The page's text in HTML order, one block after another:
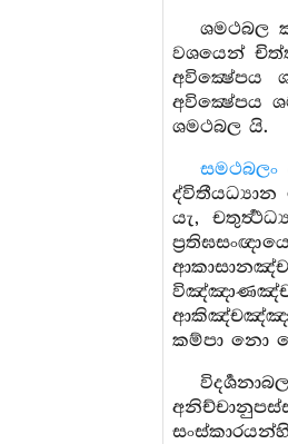
ශමථබල
වශයෙන්
අවික්‍ෂේපය
අවික්‍ෂේපය
ශමථබල යි.
සමථබලං
යැ,
කම්පා නො